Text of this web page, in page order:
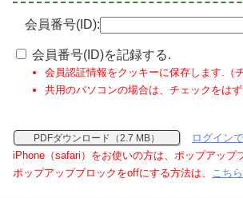
会員番号(ID):
会員番号(ID)を記録する.
会員認証情報をクッキーに保存します.（
共用のパソコンの場合は、チェックをはず
PDFダウンロード（2.7 MB）
ログイン
iPhone（safari）をお使いの方は、ポップアップ
ポップアップブロックをoffにする方法は、 こちら